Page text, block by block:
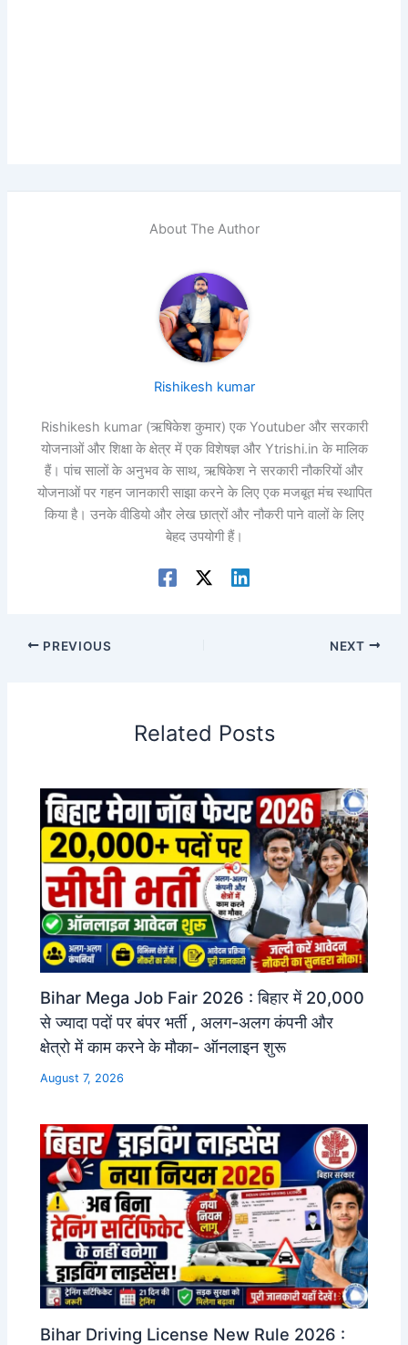
About The Author
Rishikesh kumar
Rishikesh kumar (ऋषिकेश कुमार) एक Youtuber और सरकारी
योजनाओं और शिक्षा के क्षेत्र में एक विशेषज्ञ और Ytrishi.in के मालिक
हैं। पांच सालों के अनुभव के साथ, ऋषिकेश ने सरकारी नौकरियों और
योजनाओं पर गहन जानकारी साझा करने के लिए एक मजबूत मंच स्थापित
किया है। उनके वीडियो और लेख छात्रों और नौकरी पाने वालों के लिए
बेहद उपयोगी हैं।
PREVIOUS NEXT
Related Posts
Bihar Mega Job Fair 2026 : बिहार में 20,000
से ज्यादा पदों पर बंपर भर्ती , अलग-अलग कंपनी और
क्षेत्रो में काम करने के मौका- ऑनलाइन शुरू
August 7, 2026
Bihar Driving License New Rule 2026 :